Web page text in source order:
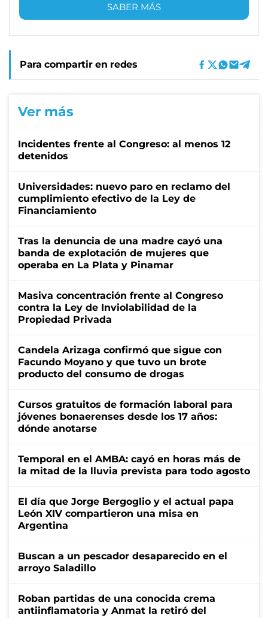
SABER MÁS
Para compartir en redes
Ver más
Incidentes frente al Congreso: al menos 12
detenidos
Universidades: nuevo paro en reclamo del
cumplimiento efectivo de la Ley de
Financiamiento
Tras la denuncia de una madre cayó una
banda de explotación de mujeres que
operaba en La Plata y Pinamar
Masiva concentración frente al Congreso
contra la Ley de Inviolabilidad de la
Propiedad Privada
Candela Arizaga confirmó que sigue con
Facundo Moyano y que tuvo un brote
producto del consumo de drogas
Cursos gratuitos de formación laboral para
jóvenes bonaerenses desde los 17 años:
dónde anotarse
Temporal en el AMBA: cayó en horas más de
la mitad de la lluvia prevista para todo agosto
El día que Jorge Bergoglio y el actual papa
León XIV compartieron una misa en
Argentina
Buscan a un pescador desaparecido en el
arroyo Saladillo
Roban partidas de una conocida crema
antiinflamatoria y Anmat la retiró del